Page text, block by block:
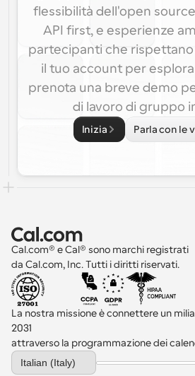
flessibilità dell'open
API first, e esperienze
partecipanti che rispettano
il tuo account per
prenota una breve demo
di lavoro di gruppo
Inizia Parla con le
Cal.com® e Cal® sono marchi registrati
da Cal.com, Inc. Tutti i diritti riservati.
La nostra missione è connettere un
2031
attraverso la programmazione dei
Select Language
Italian (Italy)